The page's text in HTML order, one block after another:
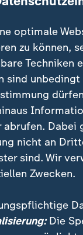
optimale
zu können,
Techniken
sind
Dabei
nicht an
sind. Wir
Zwecken.
Die